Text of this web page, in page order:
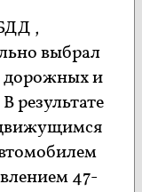
,
выбрал
дорожных и
результате
47-